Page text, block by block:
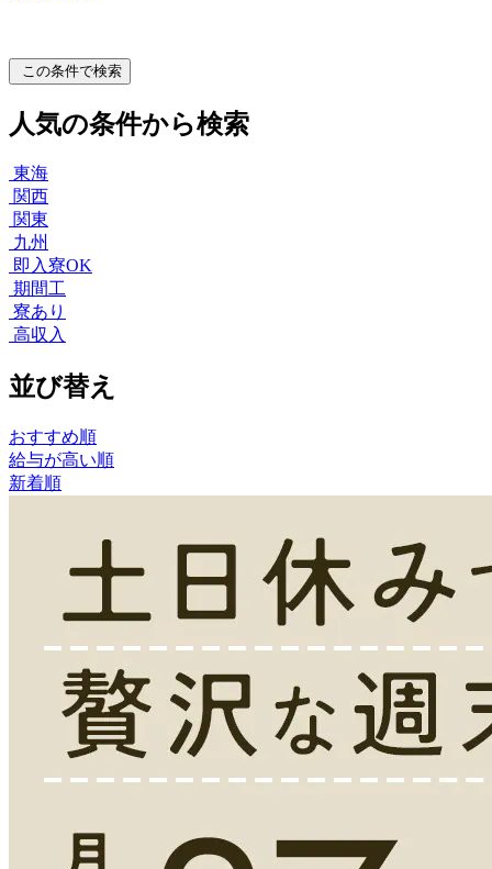
この条件で検索
人気の条件から検索
東海
関西
関東
九州
即入寮OK
期間工
寮あり
高収入
並び替え
おすすめ順
給与が高い順
新着順